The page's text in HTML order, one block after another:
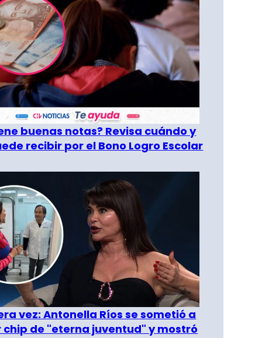
buenas notas? Revisa cuándo y
recibir por el Bono Logro Escolar
vez: Antonella Ríos se sometió a
de "eterna juventud" y mostró